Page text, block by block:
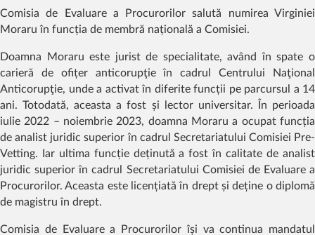
Comisia de Evaluare a Procurorilor salută numirea Virginiei
Moraru în funcția de membră națională a Comisiei.
Doamna Moraru este jurist de specialitate, având în spate o
carieră de ofițer anticorupţie în cadrul Centrului Naţional
Anticorupţie, unde a activat în diferite funcții pe parcursul a 14
ani. Totodată, aceasta a fost și lector universitar. În perioada
iulie 2022 – noiembrie 2023, doamna Moraru a ocupat funcția
de analist juridic superior în cadrul Secretariatului Comisiei Pre-
Vetting. Iar ultima funcție deținută a fost în calitate de analist
juridic superior în cadrul Secretariatului Comisiei de Evaluare a
Procurorilor. Aceasta este licențiată în drept și deține o diplomă
de magistru în drept.
Comisia de Evaluare a Procurorilor își va continua mandatul